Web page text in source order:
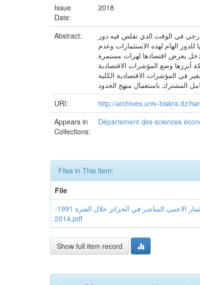
Issue
Date:
2018
Abstract:
في الوقت الذي تقلص فيه دور
الهام لهذه الاستثمارات وعدم
يعرض اقتصادها لهزات مستمرة
أبرزها وضع المؤشرات الاقتصادية
في المؤشرات الاقتصادية الكلية
URI:
http://archives.univ-biskra.dz/
Appears in
Collections:
Département des sciences
Files in This Item:
File
اهمية المؤشرات الاقتصادية الكلية الخاريجية وتاثيرها على تدفقات الاستثمار الاجنبي المباشر في الجزائر خلال الفترة 1991-
2014.pdf
Show full item record